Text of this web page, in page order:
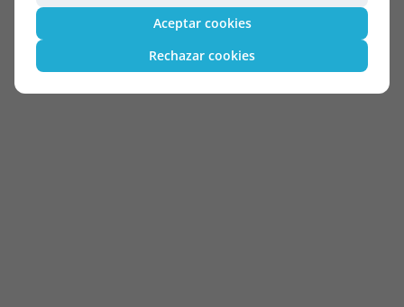
Aceptar cookies
Rechazar cookies